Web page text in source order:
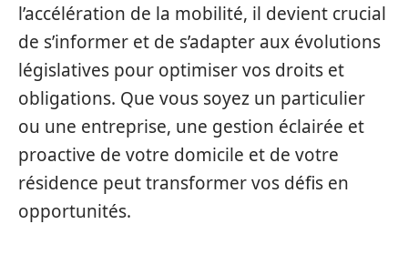
l’accélération de la mobilité, il devient crucial
de s’informer et de s’adapter aux évolutions
législatives pour optimiser vos droits et
obligations. Que vous soyez un particulier
ou une entreprise, une gestion éclairée et
proactive de votre domicile et de votre
résidence peut transformer vos défis en
opportunités.